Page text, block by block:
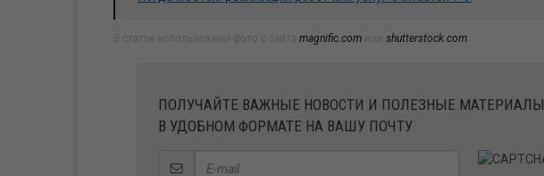
magnific.com shutterstock.com
ПОЛУЧАЙТЕ ВАЖНЫЕ НОВОСТИ И ПОЛЕЗНЫЕ МАТЕРИАЛЫ
В УДОБНОМ ФОРМАТЕ НА ВАШУ ПОЧТУ